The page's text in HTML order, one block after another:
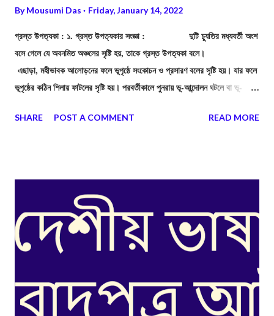
ByMousumi Das Friday, January 14, 2022
গ্রস্ত উপত্যকা : ১. গ্রস্ত উপত্যকার সংজ্ঞা : দুটি চ্যুতির মধ্যবর্তী অংশ
বসে গেলে যে অবনমিত অঞ্চলের সৃষ্টি হয়, তাকে গ্রস্ত উপত্যকা বলে।
এছাড়া, মহীভাবক আলোড়নের ফলে ভূপৃষ্ঠে সংকোচন ও প্রসারণ বলের সৃষ্টি হয়। যার ফলে
ভূপৃষ্ঠের কঠিন শিলায় ফাটলের সৃষ্টি হয়। পরবর্তীকালে পুনরায় ভূ-আন্দোলন ঘটলে বা ভূ-
বিচ্ছিন্ন হয়ে পড়ে, একে চ্যুতি বলে। সংনমন বল বৃদ্ধি পেলে দুটি চ্যুতির মাঝের অংশ
SHARE POST A COMMENT READ MORE